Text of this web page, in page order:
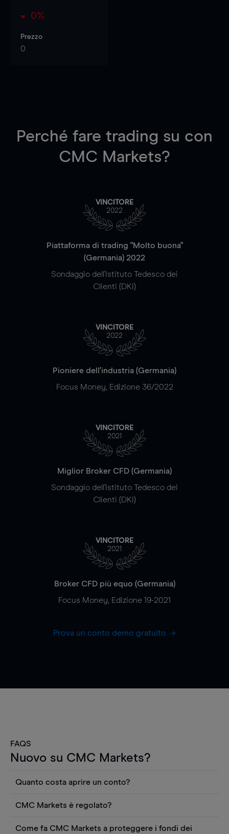
0%
Prezzo
0
Perché fare trading su con
CMC Markets?
VINCITORE
2022
Piattaforma di trading "Molto buona"
(Germania) 2022
Sondaggio dell'Istituto Tedesco dei
Clienti (DKI)
VINCITORE
2022
Pioniere dell'industria (Germania)
Focus Money, Edizione 36/2022
VINCITORE
2021
Miglior Broker CFD (Germania)
Sondaggio dell'Istituto Tedesco dei
Clienti (DKI)
VINCITORE
2021
Broker CFD più equo (Germania)
Focus Money, Edizione 19-2021
Prova un conto demo gratuito
FAQS
Nuovo su CMC Markets?
Quanto costa aprire un conto?
Puoi anche visualizzare gratuitamente i prezzi e
utilizzare strumenti come grafici, notizie Reuters
CMC Markets è regolato?
Come fa CMC Markets a proteggere i fondi dei